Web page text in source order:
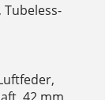
Tubeless-